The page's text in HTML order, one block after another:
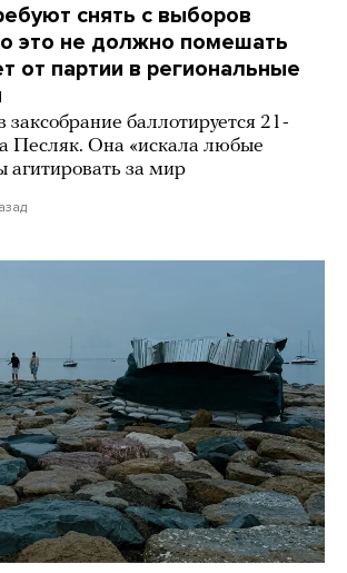
снять с выборов
это не должно помешать
от партии в региональные
заксобрание баллотируется 21-
Песляк. Она «искала любые
агитировать за мир